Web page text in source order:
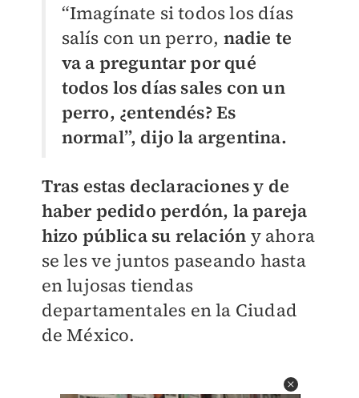
“Imagínate si todos los días
salís con un perro, nadie te
va a preguntar por qué
todos los días sales con un
perro, ¿entendés? Es
normal”, dijo la argentina.
Tras estas declaraciones y de
haber pedido perdón, la pareja
hizo pública su relación y ahora
se les ve juntos paseando hasta
en lujosas tiendas
departamentales en la Ciudad
de México.